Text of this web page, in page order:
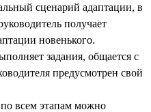
сценарий адаптации, в
получает
новенького.
задания, общается с
предусмотрен свой
всем этапам можно